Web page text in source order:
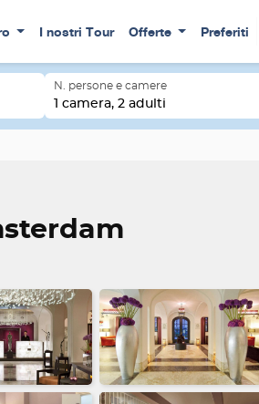
I nostri Tour Offerte Preferiti
N. persone e camere
1 camera, 2 adulti